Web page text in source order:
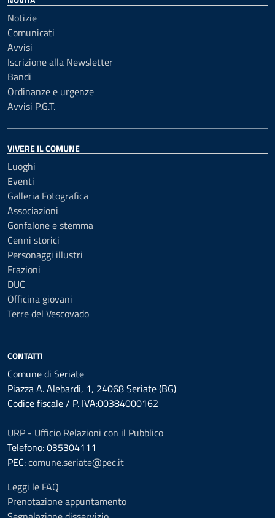
Notizie
Comunicati
Avvisi
Iscrizione alla Newsletter
Bandi
Ordinanze e urgenze
Avvisi P.G.T.
VIVERE IL COMUNE
Luoghi
Eventi
Galleria Fotografica
Associazioni
Gonfalone e stemma
Cenni storici
Personaggi illustri
Frazioni
DUC
Officina giovani
Terre del Vescovado
CONTATTI
Comune di Seriate
Piazza A. Alebardi, 1, 24068 Seriate (BG)
Codice fiscale / P. IVA:00384000162
URP - Ufficio Relazioni con il Pubblico
Telefono: 035304111
PEC:comune.seriate@pec.it
Leggi le FAQ
Prenotazione appuntamento